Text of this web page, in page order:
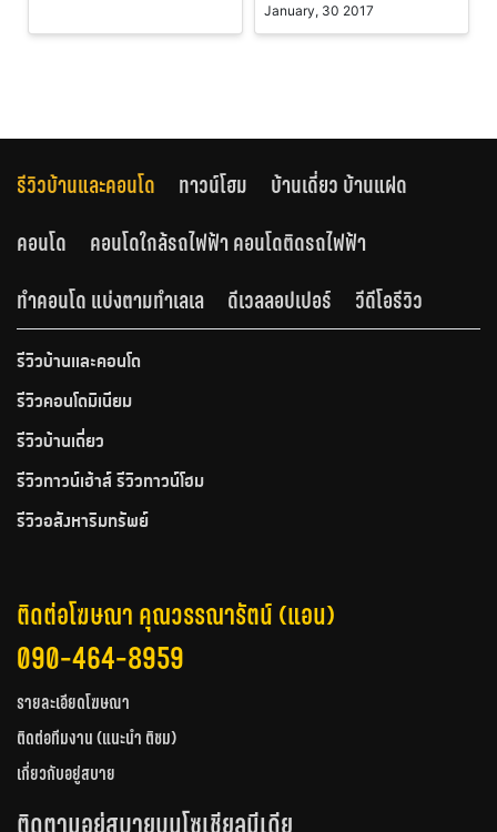
January, 30 2017
รีวิวบ้านและคอนโด ทาวน์โฮม
บ้านเดี่ยว บ้านแฝด
คอนโด
คอนโดใกล้รถไฟฟ้า คอนโดติดรถไฟฟ้า
ทำคอนโด แบ่งตามทำเลเล
ดีเวลลอปเปอร์ วีดีโอรีวิว
รีวิวบ้านและคอนโด
รีวิวคอนโดมิเนียม
รีวิวบ้านเดี่ยว
รีวิวทาวน์เฮ้าส์ รีวิวทาวน์โฮม
รีวิวอสังหาริมทรัพย์
ติดต่อโฆษณา คุณวรรณารัตน์ (แอน)
090-464-8959
รายละเอียดโฆษณา
ติดต่อทีมงาน (แนะนำ ติชม)
เกี่ยวกับอยู่สบาย